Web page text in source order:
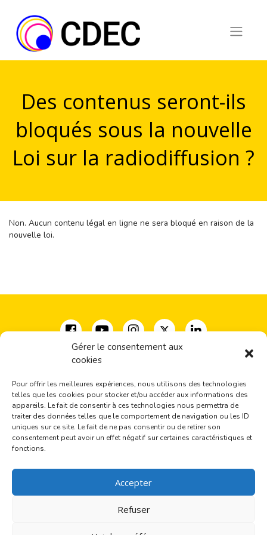
Gérer le consentement aux
cookies
Pour offrir les meilleures expériences, nous utilisons des technologies
telles que les cookies pour stocker et/ou accéder aux informations des
appareils. Le fait de consentir à ces technologies nous permettra de
traiter des données telles que le comportement de navigation ou les ID
uniques sur ce site. Le fait de ne pas consentir ou de retirer son
consentement peut avoir un effet négatif sur certaines caractéristiques et
fonctions.
Accepter
Refuser
content
Des contenus seront-ils
bloqués sous la nouvelle
Loi sur la radiodiffusion ?
Non. Aucun contenu légal en ligne ne sera bloqué en raison de la
nouvelle loi.
Coalition pour la diversité des expressions culturelles
Montréal, QC H2X 1V1
(+1) 514-277-2666
coalition@cdec-cdce.org
J'autorise la CDEC à enregistrer mon adresse courriel.
Pour plus d’information, lire laPolitique de confidentialité